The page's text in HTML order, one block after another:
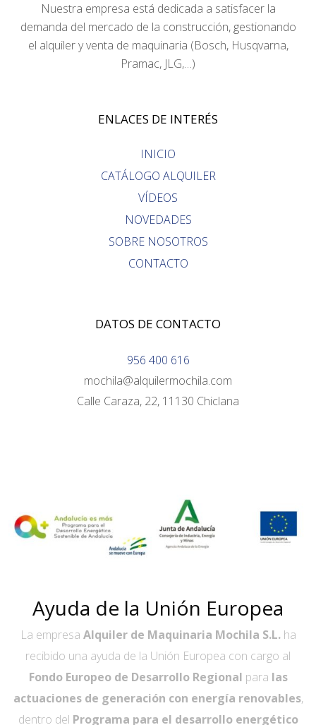
Nuestra empresa está dedicada a satisfacer la
demanda del mercado de la construcción, gestionando
el alquiler y venta de maquinaria (Bosch, Husqvarna,
Pramac, JLG,…)
ENLACES DE INTERÉS
INICIO
CATÁLOGO ALQUILER
VÍDEOS
NOVEDADES
SOBRE NOSOTROS
CONTACTO
DATOS DE CONTACTO
956 400 616
mochila@alquilermochila.com
Calle Caraza, 22, 11130 Chiclana
Ayuda de la Unión Europea
La empresa Alquiler de Maquinaria Mochila S.L.ha
recibido una ayuda de la Unión Europea con cargo al
Fondo Europeo de Desarrollo Regional para las
actuaciones de generación con energía renovables,
dentro del Programa para el desarrollo energético